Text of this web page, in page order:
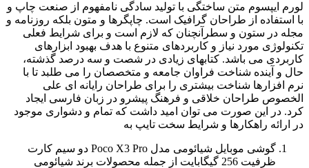
لورم ایپسوم متن ساختگی با تولید سادگی نامفهوم از صنعت چاپ و
با استفاده از طراحان گرافیک است. چاپگرها و متون بلکه روزنامه و
مجله در ستون و سطرآنچنان که لازم است و برای شرایط فعلی
تکنولوژی مورد نیاز و کاربردهای متنوع با هدف بهبود ابزارهای
کاربردی می باشد. کتابهای زیادی در شصت و سه درصد گذشته،
حال و آینده شناخت فراوان جامعه و متخصصان را می طلبد تا با
نرم افزارها شناخت بیشتری را برای طراحان رایانه ای علی
الخصوص طراحان خلاقی و فرهنگ پیشرو در زبان فارسی ایجاد
کرد. در این صورت می توان امید داشت که تمام و دشواری موجود
در ارائه راهکارها و شرایط سخت تایپ به
گوشی موبایل شیائومی مدل Poco X3 Pro دو سیم‌ کارت
ظرفیت 256 گیگابایت از جمله محصولات برند شیائومی